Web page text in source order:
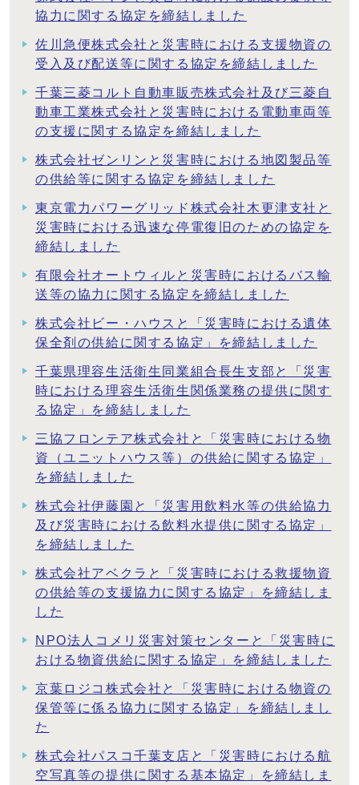
協力に関する協定を締結しました
佐川急便株式会社と災害時における支援物資の
受入及び配送等に関する協定を締結しました
千葉三菱コルト自動車販売株式会社及び三菱自
動車工業株式会社と災害時における電動車両等
の支援に関する協定を締結しました
株式会社ゼンリンと災害時における地図製品等
の供給等に関する協定を締結しました
東京電力パワーグリッド株式会社木更津支社と
災害時における迅速な停電復旧のための協定を
締結しました
有限会社オートウィルと災害時におけるバス輸
送等の協力に関する協定を締結しました
株式会社ビー・ハウスと「災害時における遺体
保全剤の供給に関する協定」を締結しました
千葉県理容生活衛生同業組合長生支部と「災害
時における理容生活衛生関係業務の提供に関す
る協定」を締結しました
三協フロンテア株式会社と「災害時における物
資（ユニットハウス等）の供給に関する協定」
を締結しました
株式会社伊藤園と「災害用飲料水等の供給協力
及び災害時における飲料水提供に関する協定」
を締結しました
株式会社アベクラと「災害時における救援物資
の供給等の支援協力に関する協定」を締結しま
した
NPO法人コメリ災害対策センターと「災害時に
おける物資供給に関する協定」を締結しました
京葉ロジコ株式会社と「災害時における物資の
保管等に係る協力に関する協定」を締結しまし
た
株式会社パスコ千葉支店と「災害時における航
空写真等の提供に関する基本協定」を締結しま